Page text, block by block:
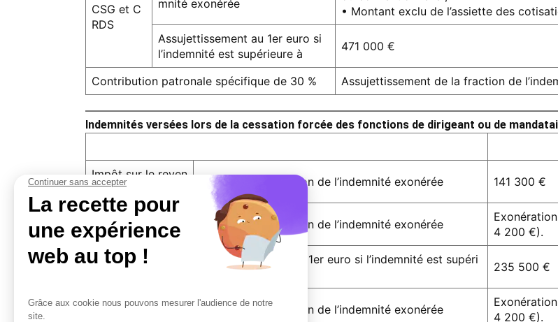
CSG et C
RDS
mnité exonérée
• Montant exclu de l’assiette des
Assujettissement au 1er euro si
l’indemnité est supérieure à
471 000 €
Contribution patronale spécifique de 30 % Assujettissement de la fraction de
Indemnités versées lors de la cessation forcée des fonctions de dirigeant ou de
Impôt sur le reven
u
Plafond de la fraction de l’indemnité exonérée 141 300 €
Cotisations social
es
Plafond de la fraction de l’indemnité exonérée
4 200 €).
Assujettissement au 1er euro si l’indemnité est supéri
235 500 €
Plafond de la fraction de l’indemnité exonérée
4 200 €).